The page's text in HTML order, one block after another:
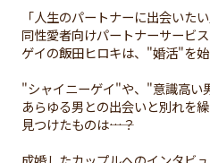
「人生のパートナーに出会いたい
同性愛者向けパートナーサービ
ゲイの飯田ヒロキは、"婚活"を始
"シャイニーゲイ"や、"意識高い
あらゆる男との出会いと別れを
見つけたものは――…？